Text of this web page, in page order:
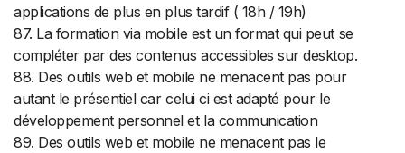
applications de plus en plus tardif ( 18h / 19h)
87. La formation via mobile est un format qui peut se
compléter par des contenus accessibles sur desktop.
88. Des outils web et mobile ne menacent pas pour
autant le présentiel car celui ci est adapté pour le
développement personnel et la communication
89. Des outils web et mobile ne menacent pas le